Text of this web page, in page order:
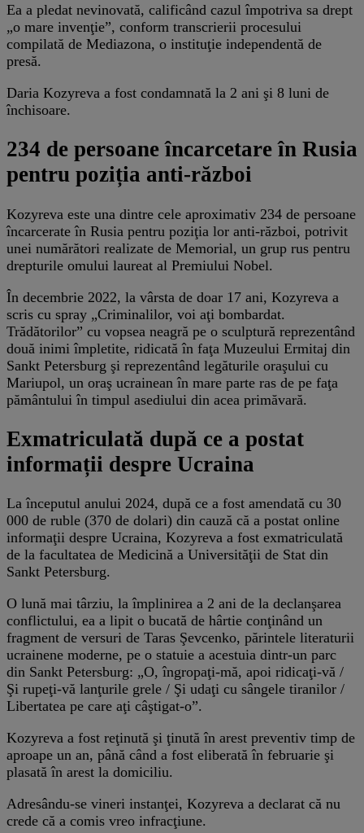
Ea a pledat nevinovată, calificând cazul împotriva sa drept
„o mare invenţie”, conform transcrierii procesului
compilată de Mediazona, o instituţie independentă de
presă.
Daria Kozyreva a fost condamnată la 2 ani şi 8 luni de
închisoare.
234 de persoane încarcetare în Rusia
pentru poziția anti-război
Kozyreva este una dintre cele aproximativ 234 de persoane
încarcerate în Rusia pentru poziţia lor anti-război, potrivit
unei numărători realizate de Memorial, un grup rus pentru
drepturile omului laureat al Premiului Nobel.
În decembrie 2022, la vârsta de doar 17 ani, Kozyreva a
scris cu spray „Criminalilor, voi aţi bombardat.
Trădătorilor” cu vopsea neagră pe o sculptură reprezentând
două inimi împletite, ridicată în faţa Muzeului Ermitaj din
Sankt Petersburg şi reprezentând legăturile oraşului cu
Mariupol, un oraş ucrainean în mare parte ras de pe faţa
pământului în timpul asediului din acea primăvară.
Exmatriculată după ce a postat
informații despre Ucraina
La începutul anului 2024, după ce a fost amendată cu 30
000 de ruble (370 de dolari) din cauză că a postat online
informaţii despre Ucraina, Kozyreva a fost exmatriculată
de la facultatea de Medicină a Universităţii de Stat din
Sankt Petersburg.
O lună mai târziu, la împlinirea a 2 ani de la declanşarea
conflictului, ea a lipit o bucată de hârtie conţinând un
fragment de versuri de Taras Şevcenko, părintele literaturii
ucrainene moderne, pe o statuie a acestuia dintr-un parc
din Sankt Petersburg: „O, îngropaţi-mă, apoi ridicaţi-vă /
Şi rupeţi-vă lanţurile grele / Şi udaţi cu sângele tiranilor /
Libertatea pe care aţi câştigat-o”.
Kozyreva a fost reţinută şi ţinută în arest preventiv timp de
aproape un an, până când a fost eliberată în februarie şi
plasată în arest la domiciliu.
Adresându-se vineri instanţei, Kozyreva a declarat că nu
crede că a comis vreo infracţiune.